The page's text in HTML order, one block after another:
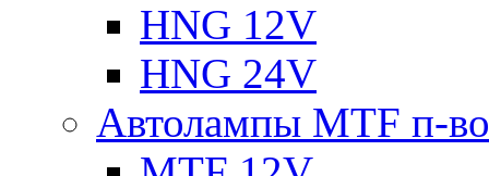
HNG 12V
HNG 24V
Автолампы MTF п-